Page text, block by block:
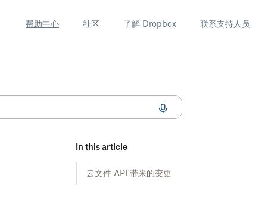
帮助中心 社区 了解 Dropbox 联系支持人员
In this article
云文件 API 带来的变更